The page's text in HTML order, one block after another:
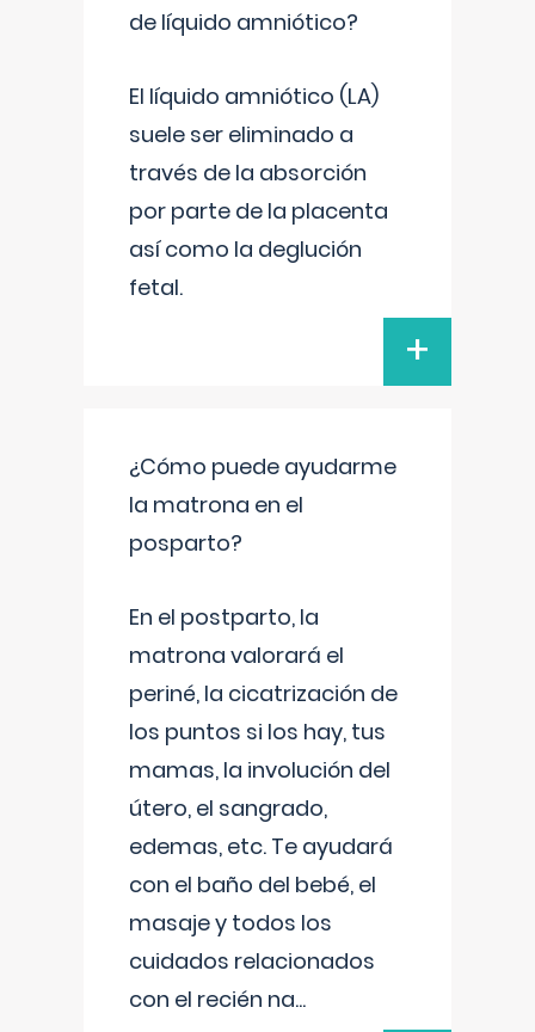
de líquido amniótico?
El líquido amniótico (LA)
suele ser eliminado a
través de la absorción
por parte de la placenta
así como la deglución
fetal.
+
¿Cómo puede ayudarme
la matrona en el
posparto?
En el postparto, la
matrona valorará el
periné, la cicatrización de
los puntos si los hay, tus
mamas, la involución del
útero, el sangrado,
edemas, etc. Te ayudará
con el baño del bebé, el
masaje y todos los
cuidados relacionados
con el recién na...